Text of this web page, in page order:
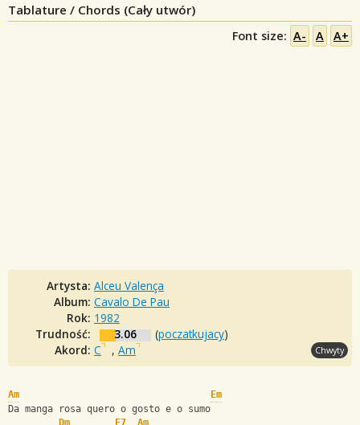
Tablature / Chords (Cały utwór)
Font size: A- A A+
Artysta: Alceu Valença
Album: Cavalo De Pau
Rok: 1982
Trudność:
3.06 (poczatkujacy)
Akord: C , Am Chwyty
Am
Em
Da manga rosa quero o gosto e o sumo